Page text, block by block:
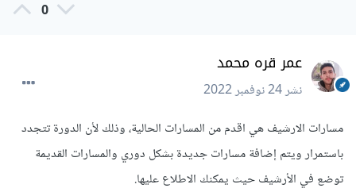
0
عمر قره محمد
نشر24 نوفمبر 2022
مسارات الارشيف هي اقدم من المسارات الحالية، وذلك لأن الدورة تتجدد
باستمرار ويتم إضافة مسارات جديدة بشكل دوري والمسارات القديمة
توضع في الأرشيف حيث يمكنك الاطلاع عليها.